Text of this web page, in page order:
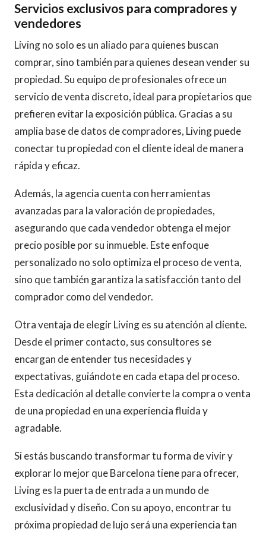
Servicios exclusivos para compradores y
vendedores
Living no solo es un aliado para quienes buscan
comprar, sino también para quienes desean vender su
propiedad. Su equipo de profesionales ofrece un
servicio de venta discreto, ideal para propietarios que
prefieren evitar la exposición pública. Gracias a su
amplia base de datos de compradores, Living puede
conectar tu propiedad con el cliente ideal de manera
rápida y eficaz.
Además, la agencia cuenta con herramientas
avanzadas para la valoración de propiedades,
asegurando que cada vendedor obtenga el mejor
precio posible por su inmueble. Este enfoque
personalizado no solo optimiza el proceso de venta,
sino que también garantiza la satisfacción tanto del
comprador como del vendedor.
Otra ventaja de elegir Living es su atención al cliente.
Desde el primer contacto, sus consultores se
encargan de entender tus necesidades y
expectativas, guiándote en cada etapa del proceso.
Esta dedicación al detalle convierte la compra o venta
de una propiedad en una experiencia fluida y
agradable.
Si estás buscando transformar tu forma de vivir y
explorar lo mejor que Barcelona tiene para ofrecer,
Living es la puerta de entrada a un mundo de
exclusividad y diseño. Con su apoyo, encontrar tu
próxima propiedad de lujo será una experiencia tan